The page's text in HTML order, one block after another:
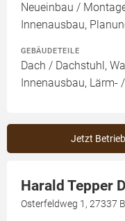
Neueinbau /
Innenausbau,
GEBÄUDETEILE
Dach / Dachstuhl,
Innenausbau, Lärm-
Jetzt
Harald Tepper
Osterfeldweg 1, 27337